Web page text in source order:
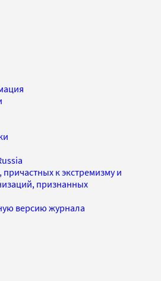
к экстремизму и
признанных
версию журнала